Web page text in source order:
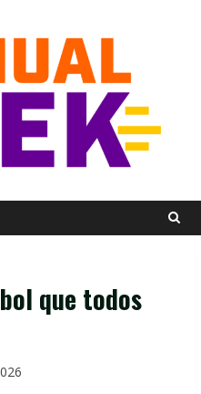
que todos